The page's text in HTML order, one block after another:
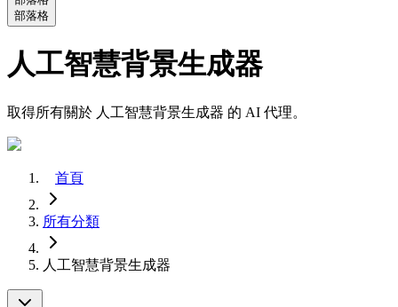
部落格
人工智慧背景生成器
取得所有關於 人工智慧背景生成器 的 AI 代理。
首頁
所有分類
人工智慧背景生成器